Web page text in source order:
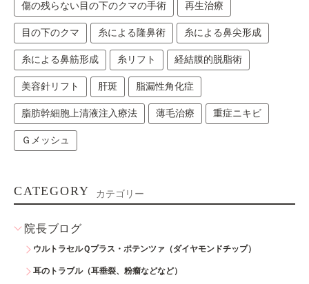
傷の残らない目の下のクマの手術 再生治療
目の下のクマ 糸による隆鼻術 糸による鼻尖形成
糸による鼻筋形成 糸リフト 経結膜的脱脂術
美容針リフト 肝斑 脂漏性角化症
脂肪幹細胞上清液注入療法 薄毛治療 重症ニキビ
Ｇメッシュ
CATEGORY カテゴリー
院長ブログ
ウルトラセルＱプラス・ポテンツァ（ダイヤモンドチップ）
耳のトラブル（耳垂裂、粉瘤などなど）